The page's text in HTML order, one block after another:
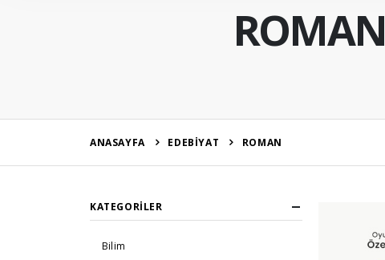
ROMAN
ANASAYFA EDEBİYAT ROMAN
KATEGORILER
Bilim